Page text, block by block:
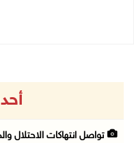
تواصل انتهاكات الاحتلال